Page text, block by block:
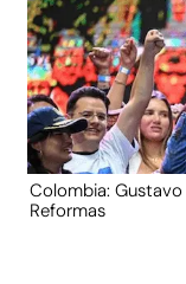
Colombia:
Reformas